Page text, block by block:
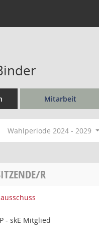
Mitarbeit
Wahlperiode 2024 - 2029
R
- skE Mitglied